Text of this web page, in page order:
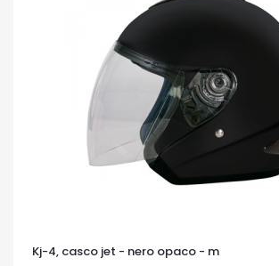
Kj-4, casco jet - nero opaco - m